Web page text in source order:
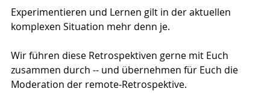
Experimentieren und Lernen gilt in der aktuellen
komplexen Situation mehr denn je.
Wir führen diese Retrospektiven gerne mit Euch
zusammen durch -- und übernehmen für Euch die
Moderation der remote-Retrospektive.